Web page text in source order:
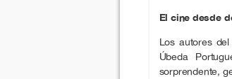
El cine desde
Los autores
Úbeda
sorprendente,